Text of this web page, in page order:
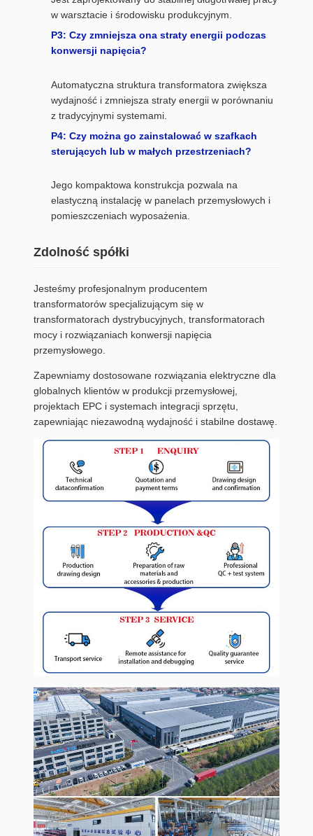
w warsztacie i środowisku produkcyjnym.
P3: Czy zmniejsza ona straty energii podczas
konwersji napięcia?
Automatyczna struktura transformatora zwiększa
wydajność i zmniejsza straty energii w porównaniu
z tradycyjnymi systemami.
P4: Czy można go zainstalować w szafkach
sterujących lub w małych przestrzeniach?
Jego kompaktowa konstrukcja pozwala na
elastyczną instalację w panelach przemysłowych i
pomieszczeniach wyposażenia.
Zdolność spółki
Jesteśmy profesjonalnym producentem
transformatorów specjalizującym się w
transformatorach dystrybucyjnych, transformatorach
mocy i rozwiązaniach konwersji napięcia
przemysłowego.
Zapewniamy dostosowane rozwiązania elektryczne dla
globalnych klientów w produkcji przemysłowej,
projektach EPC i systemach integracji sprzętu,
zapewniając niezawodną wydajność i stabilne dostawę.